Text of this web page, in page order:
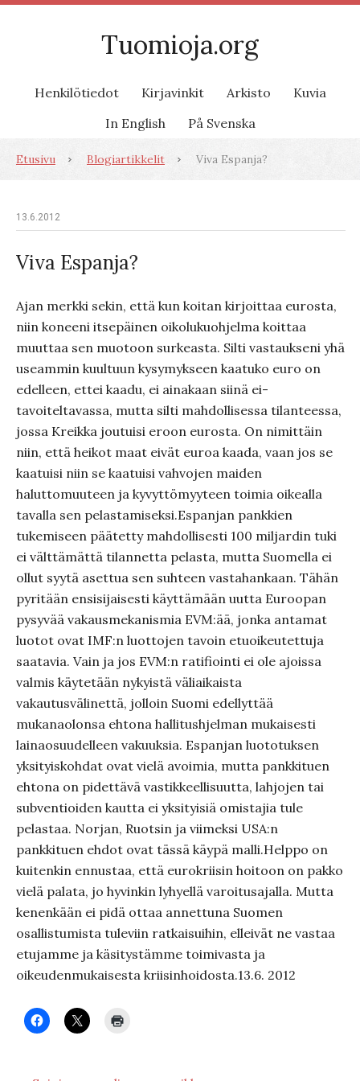
Tuomioja.org
Henkilötiedot Kirjavinkit Arkisto
Kuvia
In English
På Svenska
Etusivu Blogiartikkelit Viva Espanja?
13.6.2012
Viva Espanja?
Ajan merkki sekin, että kun koitan kirjoittaa eurosta,
niin koneeni itsepäinen oikolukuohjelma koittaa
muuttaa sen muotoon surkeasta. Silti vastaukseni yhä
useammin kuultuun kysymykseen kaatuko euro on
edelleen, ettei kaadu, ei ainakaan siinä ei-
tavoiteltavassa, mutta silti mahdollisessa tilanteessa,
jossa Kreikka joutuisi eroon eurosta. On nimittäin
niin, että heikot maat eivät euroa kaada, vaan jos se
kaatuisi niin se kaatuisi vahvojen maiden
haluttomuuteen ja kyvyttömyyteen toimia oikealla
tavalla sen pelastamiseksi.Espanjan pankkien
tukemiseen päätetty mahdollisesti 100 miljardin tuki
ei välttämättä tilannetta pelasta, mutta Suomella ei
ollut syytä asettua sen suhteen vastahankaan. Tähän
pyritään ensisijaisesti käyttämään uutta Euroopan
pysyvää vakausmekanismia EVM:ää, jonka antamat
luotot ovat IMF:n luottojen tavoin etuoikeutettuja
saatavia. Vain ja jos EVM:n ratifiointi ei ole ajoissa
valmis käytetään nykyistä väliaikaista
vakautusvälinettä, jolloin Suomi edellyttää
mukanaolonsa ehtona hallitushjelman mukaisesti
lainaosuudelleen vakuuksia. Espanjan luototuksen
yksityiskohdat ovat vielä avoimia, mutta pankkituen
ehtona on pidettävä vastikkeellisuutta, lahjojen tai
subventioiden kautta ei yksityisiä omistajia tule
pelastaa. Norjan, Ruotsin ja viimeksi USA:n
pankkituen ehdot ovat tässä käypä malli.Helppo on
kuitenkin ennustaa, että eurokriisin hoitoon on pakko
vielä palata, jo hyvinkin lyhyellä varoitusajalla. Mutta
kenenkään ei pidä ottaa annettuna Suomen
osallistumista tuleviin ratkaisuihin, elleivät ne vastaa
etujamme ja käsitystämme toimivasta ja
oikeudenmukaisesta kriisinhoidosta.13.6. 2012